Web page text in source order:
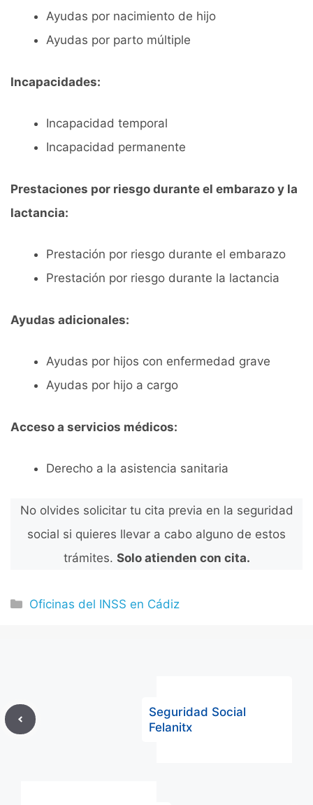
Ayudas por nacimiento de hijo
Ayudas por parto múltiple
Incapacidades:
Incapacidad temporal
Incapacidad permanente
Prestaciones por riesgo durante el embarazo y la
lactancia:
Prestación por riesgo durante el embarazo
Prestación por riesgo durante la lactancia
Ayudas adicionales:
Ayudas por hijos con enfermedad grave
Ayudas por hijo a cargo
Acceso a servicios médicos:
Derecho a la asistencia sanitaria
No olvides solicitar tu cita previa en la seguridad
social si quieres llevar a cabo alguno de estos
trámites. Solo atienden con cita.
Categorías
Oficinas del INSS en Cádiz
Seguridad Social
Felanitx